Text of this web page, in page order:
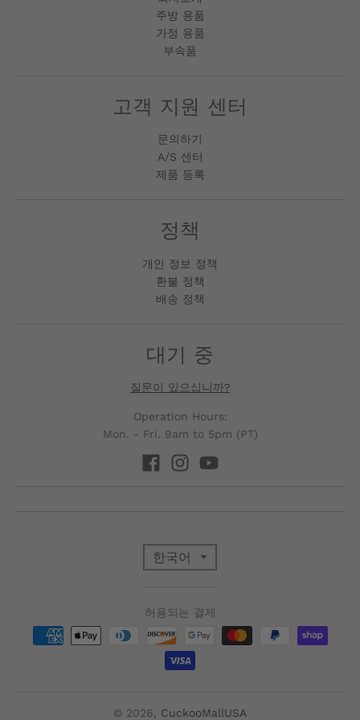
주방 용품
가정 용품
부속품
고객 지원 센터
문의하기
A/S 센터
제품 등록
정책
개인 정보 정책
환불 정책
배송 정책
대기 중
질문이 있으십니까?
Operation Hours:
Mon. - Fri. 9am to 5pm (PT)
T
R
A
한국어
허용되는 결제
© 2026, CuckooMallUSA